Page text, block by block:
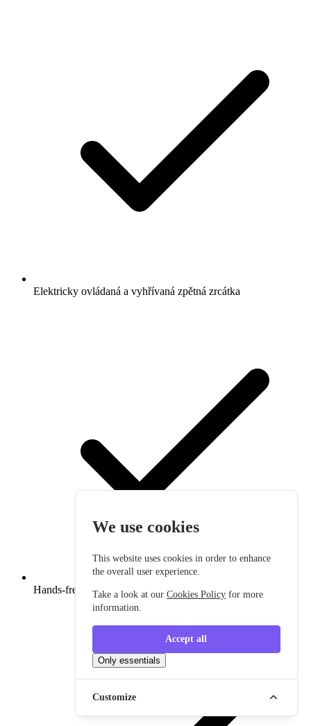
We use cookies
This website uses cookies in order to enhance
the overall user experience.
Take a look at ourCookies Policy for more
information.
Accept all
Only essentials
Customize
Elektricky ovládaná a vyhřívaná zpětná zrcátka
Hands-free startování vozu